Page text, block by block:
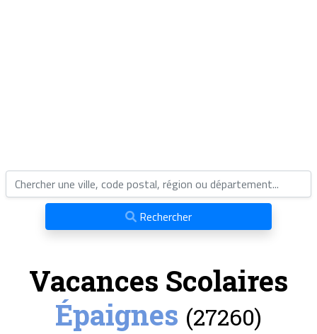
Rechercher
Vacances Scolaires
Épaignes (27260)